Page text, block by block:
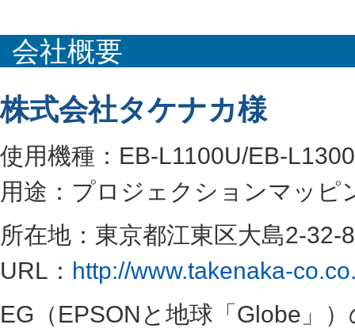
会社概要
株式会社タケナカ様
使用機種：EB-L1100U/EB-
用途：プロジェクションマッピ
所在地：東京都江東区大島2-32-8
URL： http://www.takenaka-
EG（EPSONと地球「Globe」